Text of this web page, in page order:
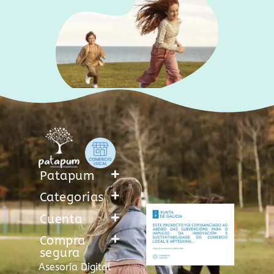
Patapum
Categorias
Cuenta
Compra
segura
Asesoría Digital